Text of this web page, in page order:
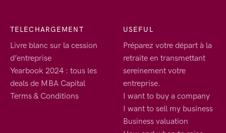
TELECHARGEMENT
Livre blanc sur la cession
d’entreprise
Yearbook 2024 : tous les
deals de MBA Capital
Terms & Conditions
USEFUL
Préparez votre départ à la
retraite en transmettant
sereinement votre
entreprise.
I want to buy a company
I want to sell my business
Business valuation